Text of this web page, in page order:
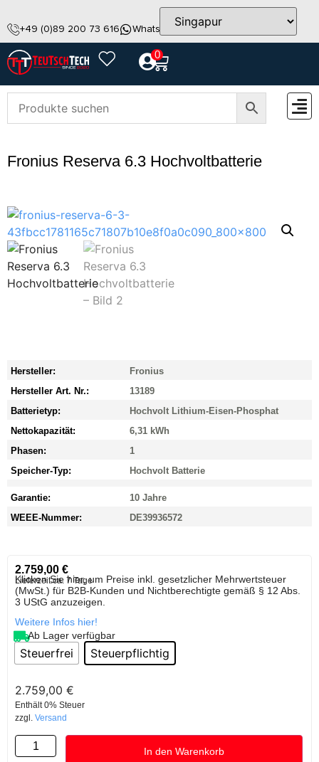
+49 (0)89 200 73 616 WhatsApp info@teutschtech.com
0
Fronius Reserva 6.3 Hochvoltbatterie
Hersteller:
Fronius
Hersteller Art. Nr.:
13189
Batterietyp:
Hochvolt Lithium-Eisen-Phosphat
Nettokapazität:
6,31 kWh
Phasen:
1
Speicher-Typ:
Hochvolt Batterie
Garantie:
10 Jahre
WEEE-Nummer:
DE39936572
2.759,00 €
Lieferzeit:ca. 7 Tage
Klicken Sie hier, um Preise inkl. gesetzlicher Mehrwertsteuer
(MwSt.) für B2B-Kunden und Nichtberechtigte gemäß § 12 Abs.
3 UStG anzuzeigen.
Weitere Infos hier!
Ab Lager verfügbar
Steuerfrei Steuerpflichtig
2.759,00 €
Enthält 0% Steuer
zzgl. Versand
In den Warenkorb